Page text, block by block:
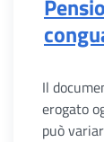
Il
erogato
può